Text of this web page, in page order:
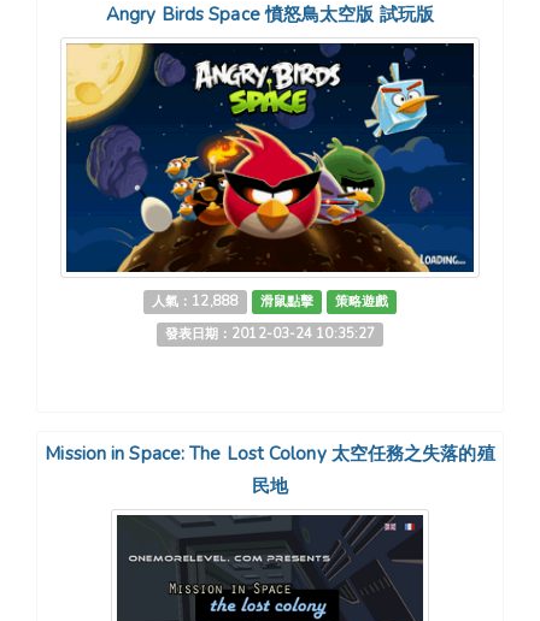
Angry Birds Space 憤怒鳥太空版 試玩版
人氣：12,888 滑鼠點擊
策略遊戲
發表日期：2012-03-24 10:35:27
Mission in Space: The Lost Colony 太空任務之失落的殖
民地